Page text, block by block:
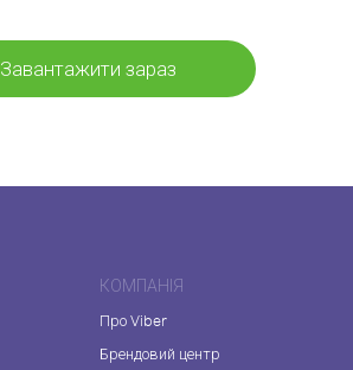
Завантажити зараз
КОМПАНІЯ
Про Viber
Брендовий центр